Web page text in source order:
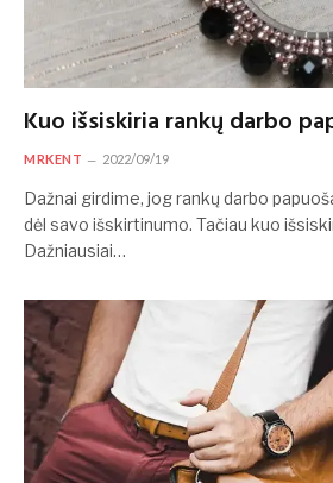
Kuo išsiskiria rankų darbo
MRKENT 2022/09/19
Dažnai girdime, jog rankų darbo
dėl savo išskirtinumo. Tačiau kuo
Dažniausiai…